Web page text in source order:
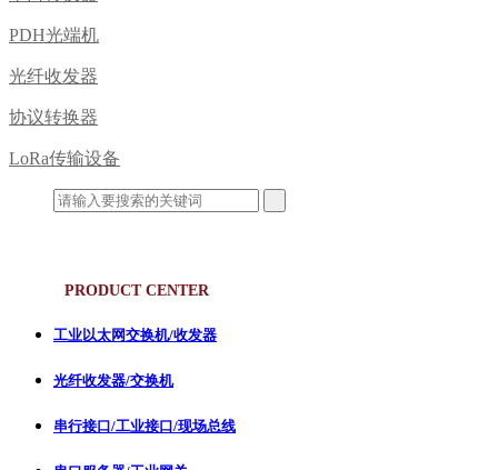
PDH光端机
光纤收发器
协议转换器
LoRa传输设备
PRODUCT CENTER
工业以太网交换机/收发器
光纤收发器/交换机
串行接口/工业接口/现场总线